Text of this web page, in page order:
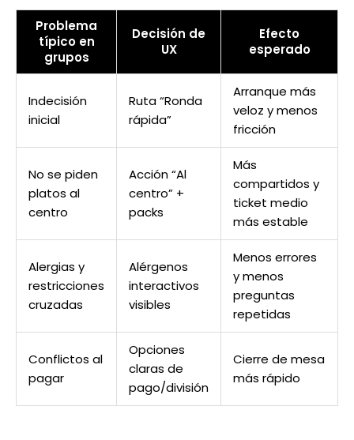
Problema
típico en
grupos
Decisión de
UX
Efecto
esperado
Indecisión
inicial
Ruta “Ronda
rápida”
Arranque más
veloz y menos
fricción
No se piden
platos al
centro
Acción “Al
centro” +
packs
Más
compartidos y
ticket medio
más estable
Alergias y
restricciones
cruzadas
Alérgenos
interactivos
visibles
Menos errores
y menos
preguntas
repetidas
Conflictos al
pagar
Opciones
claras de
pago/división
Cierre de mesa
más rápido